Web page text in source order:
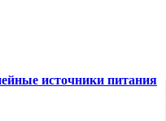
источники питания